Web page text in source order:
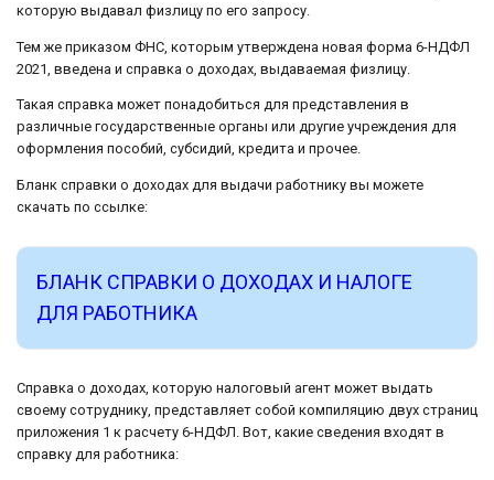
которую выдавал физлицу по его запросу.
Тем же приказом ФНС, которым утверждена новая форма 6-НДФЛ
2021, введена и справка о доходах, выдаваемая физлицу.
Такая справка может понадобиться для представления в
различные государственные органы или другие учреждения для
оформления пособий, субсидий, кредита и прочее.
Бланк справки о доходах для выдачи работнику вы можете
скачать по ссылке:
БЛАНК СПРАВКИ О ДОХОДАХ И НАЛОГЕ
ДЛЯ РАБОТНИКА
Справка о доходах, которую налоговый агент может выдать
своему сотруднику, представляет собой компиляцию двух страниц
приложения 1 к расчету 6-НДФЛ. Вот, какие сведения входят в
справку для работника: